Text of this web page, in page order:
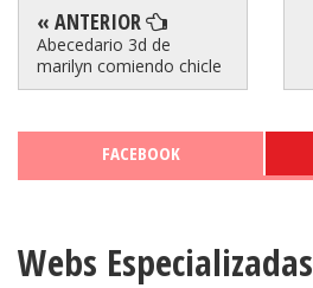
« ANTERIOR
Abecedario 3d de
marilyn comiendo chicle
FACEBOOK
Webs Especializadas